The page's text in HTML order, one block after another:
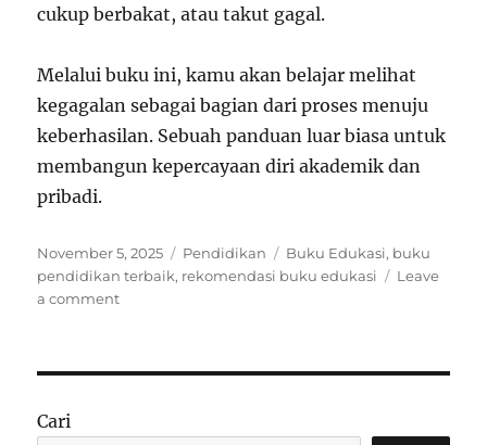
cukup berbakat, atau takut gagal.
Melalui buku ini, kamu akan belajar melihat
kegagalan sebagai bagian dari proses menuju
keberhasilan. Sebuah panduan luar biasa untuk
membangun kepercayaan diri akademik dan
pribadi.
Posted
on
November 5, 2025 Categories
Pendidikan Tags
Buku Edukasi, buku
pendidikan terbaik, rekomendasi buku edukasi
Leave
a commenton
Wajib
Cari